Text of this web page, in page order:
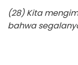
(28) Kita
bahwa